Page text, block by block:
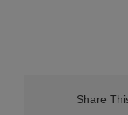
Share